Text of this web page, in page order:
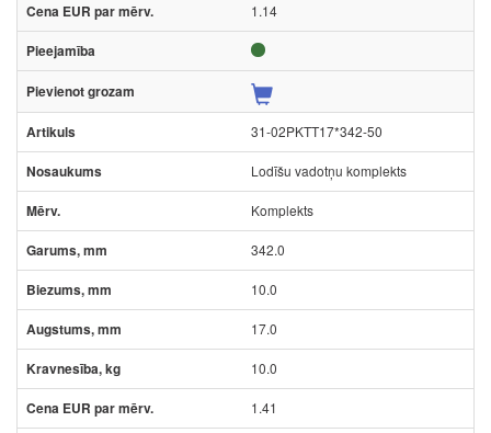
1.14
31-02PKTT17*342-50
Lodīšu vadotņu komplekts
Komplekts
342.0
10.0
17.0
10.0
1.41